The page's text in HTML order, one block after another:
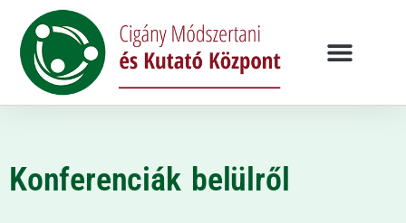
Konferenciák belülről